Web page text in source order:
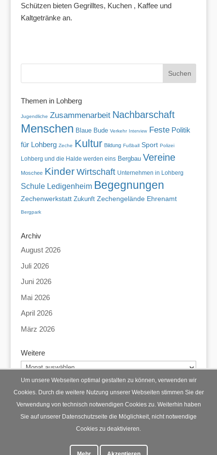
Schützen bieten Gegrilltes, Kuchen , Kaffee und
Kaltgetränke an.
Themen in Lohberg
Jugendliche Zusammenarbeit Nachbarschaft
Menschen Blaue Bude Verkehr Interview Feste Politik
für Lohberg Zeche Kultur Bildung Fußball Sport Polizei
Lohberg und die Halde werden eins Bergbau Vereine
Moschee Kinder Wirtschaft Unternehmen in Lohberg
Schule Ledigenheim Begegnungen
Zechenwerkstatt Zukunft Zechengelände Ehrenamt
Bergpark
Archiv
August 2026
Juli 2026
Juni 2026
Mai 2026
April 2026
März 2026
Weitere
Weitere
Startseite Datenschutz Impressum
Um unsere Webseiten optimal gestalten zu können, verwenden wir
Cookies. Durch die weitere Nutzung unserer Webseiten stimmen Sie der
Verwendung von technisch notwendigen Cookies zu. Weiterhin haben
Sie auf unserer Datenschutzseite die Möglichkeit, nicht notwendige
Cookies zu deaktivieren.